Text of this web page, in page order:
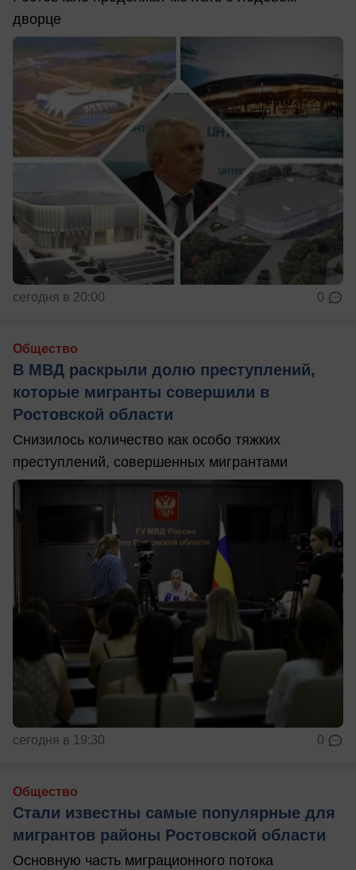
дворце
сегодня в 20:00 0
Общество
В МВД раскрыли долю преступлений,
которые мигранты совершили в
Ростовской области
Снизилось количество как особо тяжких
преступлений, совершенных мигрантами
сегодня в 19:30 0
Общество
Стали известны самые популярные для
мигрантов районы Ростовской области
Основную часть миграционного потока